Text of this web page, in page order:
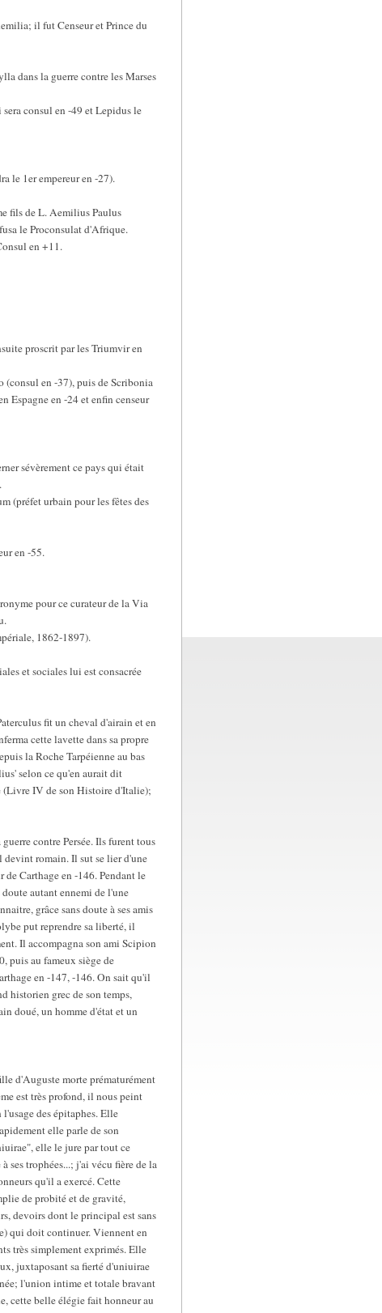
il fut Censeur et Prince du
dans la guerre contre les Marses
consul en -49 et Lepidus le
le 1er empereur en -27).
fils de L. Aemilius Paulus
le Proconsulat d'Afrique.
en +11.
proscrit par les Triumvir en
en -37), puis de Scribonia
Espagne en -24 et enfin censeur
sévèrement ce pays qui était
(préfet urbain pour les fêtes des
en -55.
pour ce curateur de la Via
1862-1897).
et sociales lui est consacrée
fit un cheval d'airain et en
cette lavette dans sa propre
la Roche Tarpéienne au bas
selon ce qu'en aurait dit
(Livre IV de son Histoire d'Italie);
contre Persée. Ils furent tous
devint romain. Il sut se lier d'une
Carthage en -146. Pendant le
autant ennemi de l'une
grâce sans doute à ses amis
put reprendre sa liberté, il
Il accompagna son ami Scipion
puis au fameux siège de
en -147, -146. On sait qu'il
historien grec de son temps,
doué, un homme d'état et un
d'Auguste morte prématurément
est très profond, il nous peint
des épitaphes. Elle
elle parle de son
elle le jure par tout ce
ses trophées...; j'ai vécu fière de la
qu'il a exercé. Cette
de probité et de gravité,
devoirs dont le principal est sans
qui doit continuer. Viennent en
très simplement exprimés. Elle
juxtaposant sa fierté d'uniuirae
l'union intime et totale bravant
cette belle élégie fait honneur au